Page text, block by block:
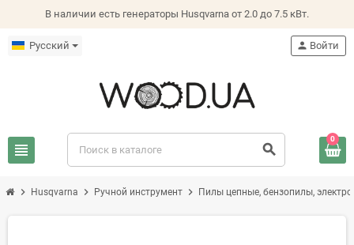
В наличии есть генераторы Husqvarna от 2.0 до 7.5 кВт.
Русский
view_headline search
person Войти
0
chevron_right Husqvarna chevron_right Ручной инструмент chevron_right Пилы цепные, бензопилы,